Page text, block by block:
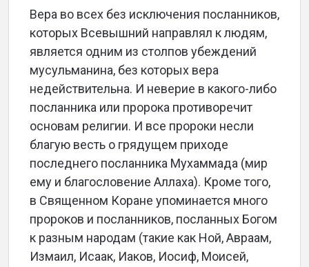
Вера во всех без исключения посланников,
которых Всевышний направлял к людям,
является одним из столпов убеждений
мусульманина, без которых вера
недействительна. И неверие в какого-либо
посланника или пророка противоречит
основам религии. И все пророки несли
благую весть о грядущем приходе
последнего посланника Мухаммада (мир
ему и благословение Аллаха). Кроме того,
в Священном Коране упоминается много
пророков и посланников, посланных Богом
к разным народам (такие как Ной, Авраам,
Измаил, Исаак, Иаков, Иосиф, Моисей,